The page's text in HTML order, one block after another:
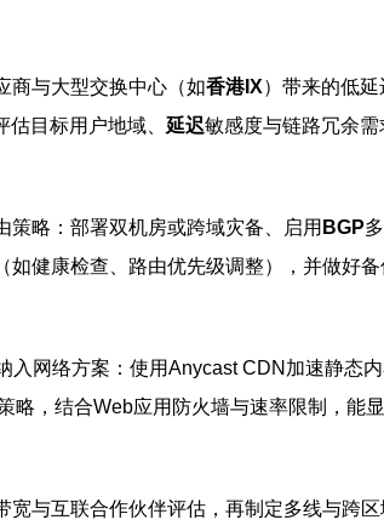
商与大型交换中心（如香港IX）带来的低
目标用户地域、 延迟敏感度与链路冗余需
略：部署双机房或跨域灾备、启用 BGP
健康检查、路由优先级调整），并做好
入网络方案：使用Anycast CDN加速静态
略，结合Web应用防火墙与速率限制，能
与互联合作伙伴评估，再制定多线与跨